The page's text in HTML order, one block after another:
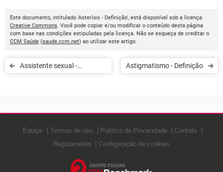
Este documento, intitulado 'Asteríxis - Definição', está disponível sob a licença
Creative Commons. Você pode copiar e/ou modificar o conteúdo desta página
com base nas condições estipuladas pela licença. Não se esqueça de creditar o
CCM Saúde (saude.ccm.net) ao utilizar este artigo.
Assistente sexual -
Astigmatismo - Definição
Equipe Termos de uso Política de Privacidade
Contato
Regulamento
Configuração de cookies